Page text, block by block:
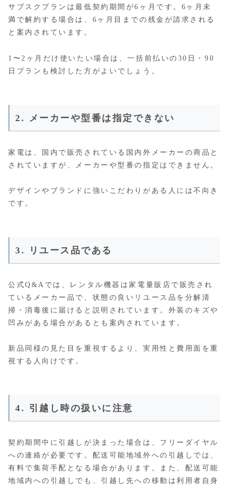
サブスクプランは最低契約期間が6ヶ月です。6ヶ月未
満で解約する場合は、6ヶ月目までの残金が請求される
と案内されています。
1〜2ヶ月だけ使いたい場合は、一括前払いの30日・90
日プランも検討した方がよいでしょう。
2. メーカーや型番は指定できない
家電は、国内で販売されている国内外メーカーの商品と
されていますが、メーカーや型番の指定はできません。
デザインやブランドに強いこだわりがある人には不向き
です。
3. リユース品である
公式Q&Aでは、レンタル機器は家電量販店で販売され
ているメーカー品で、状態の良いリユース品を分解清
掃・消毒後に届けると説明されています。外装のキズや
凹みがある場合があるとも案内されています。
新品同様の見た目を重視するより、実用性と費用面を重
視する人向けです。
4. 引越し時の扱いに注意
契約期間中に引越しが決まった場合は、フリーダイヤル
への連絡が必要です。配送可能地域外への引越しでは、
有料で集荷手配となる場合があります。また、配送可能
地域内への引越しでも、引越し先への移動は利用者自身